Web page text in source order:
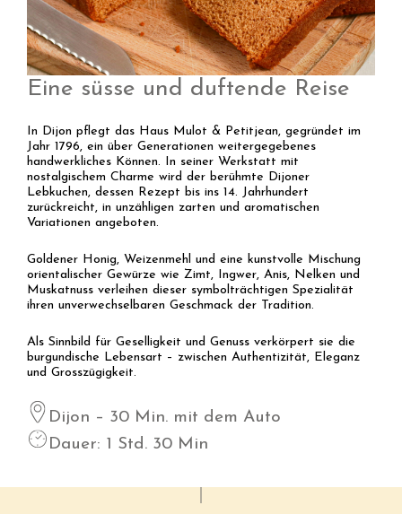
Eine süsse und duftende Reise
In Dijon pflegt das Haus Mulot & Petitjean, gegründet im
Jahr 1796, ein über Generationen weitergegebenes
handwerkliches Können. In seiner Werkstatt mit
nostalgischem Charme wird der berühmte Dijoner
Lebkuchen, dessen Rezept bis ins 14. Jahrhundert
zurückreicht, in unzähligen zarten und aromatischen
Variationen angeboten.
Goldener Honig, Weizenmehl und eine kunstvolle Mischung
orientalischer Gewürze wie Zimt, Ingwer, Anis, Nelken und
Muskatnuss verleihen dieser symbolträchtigen Spezialität
ihren unverwechselbaren Geschmack der Tradition.
Als Sinnbild für Geselligkeit und Genuss verkörpert sie die
burgundische Lebensart – zwischen Authentizität, Eleganz
und Grosszügigkeit.
Dijon – 30 Min. mit dem Auto
Dauer: 1 Std. 30 Min